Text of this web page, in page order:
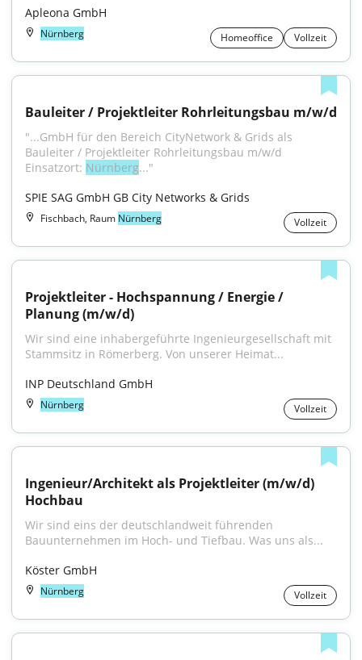
Apleona GmbH
Nürnberg Homeoffice Vollzeit
Bauleiter / Projektleiter Rohrleitungsbau m/w/d
"...GmbH für den Bereich CityNetwork & Grids als
Bauleiter / Projektleiter Rohrleitungsbau m/w/d
Einsatzort: Nürnberg..."
SPIE SAG GmbH GB City Networks & Grids
Fischbach, Raum Nürnberg Vollzeit
Projektleiter - Hochspannung / Energie /
Planung (m/w/d)
Wir sind eine inhabergeführte Ingenieurgesellschaft mit
Stammsitz in Römerberg. Von unserer Heimat...
INP Deutschland GmbH
Nürnberg Vollzeit
Ingenieur/Architekt als Projektleiter (m/w/d)
Hochbau
Wir sind eins der deutschlandweit führenden
Bauunternehmen im Hoch- und Tiefbau. Was uns als...
Köster GmbH
Nürnberg Vollzeit